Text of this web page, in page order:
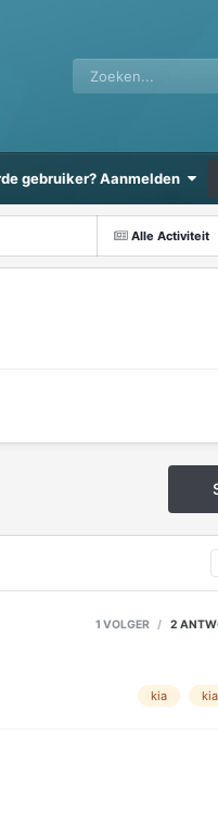
gebruiker? Aanmelden
Alle Activiteit
1 VOLGER 2
kia